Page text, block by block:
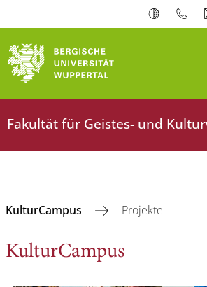
Fakultät für Geistes- und
KulturCampus Projekte
KulturCampus